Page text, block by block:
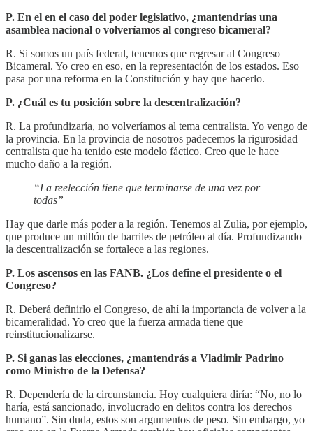
P. En el en el caso del poder legislativo, ¿mantendrías una
asamblea nacional o volveríamos al congreso bicameral?
R. Si somos un país federal, tenemos que regresar al Congreso
Bicameral. Yo creo en eso, en la representación de los estados. Eso
pasa por una reforma en la Constitución y hay que hacerlo.
P. ¿Cuál es tu posición sobre la descentralización?
R. La profundizaría, no volveríamos al tema centralista. Yo vengo de
la provincia. En la provincia de nosotros padecemos la rigurosidad
centralista que ha tenido este modelo fáctico. Creo que le hace
mucho daño a la región.
“La reelección tiene que terminarse de una vez por
todas”
Hay que darle más poder a la región. Tenemos al Zulia, por ejemplo,
que produce un millón de barriles de petróleo al día. Profundizando
la descentralización se fortalece a las regiones.
P. Los ascensos en las FANB. ¿Los define el presidente o el
Congreso?
R. Deberá definirlo el Congreso, de ahí la importancia de volver a la
bicameralidad. Yo creo que la fuerza armada tiene que
reinstitucionalizarse.
P. Si ganas las elecciones, ¿mantendrás a Vladimir Padrino
como Ministro de la Defensa?
R. Dependería de la circunstancia. Hoy cualquiera diría: “No, no lo
haría, está sancionado, involucrado en delitos contra los derechos
humano”. Sin duda, estos son argumentos de peso. Sin embargo, yo